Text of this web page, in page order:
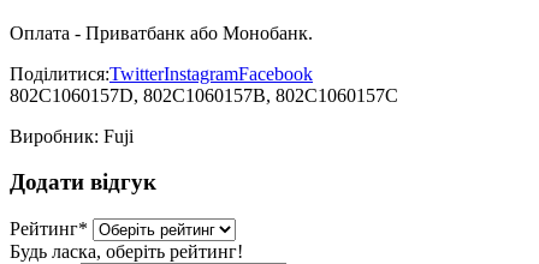
Оплата - Приватбанк або Монобанк.
Поділитися:TwitterInstagramFacebook
802C1060157D, 802C1060157B, 802C1060157C
Виробник: Fuji
Додати відгук
Рейтинг*
Будь ласка, оберіть рейтинг!